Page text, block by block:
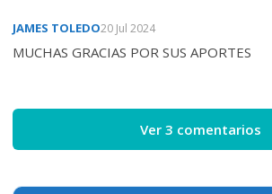
JAMES TOLEDO20 Jul 2024
MUCHAS GRACIAS POR SUS APORTES
Ver 3 comentarios